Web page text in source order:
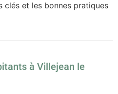
clés et les bonnes pratiques
à Villejean le